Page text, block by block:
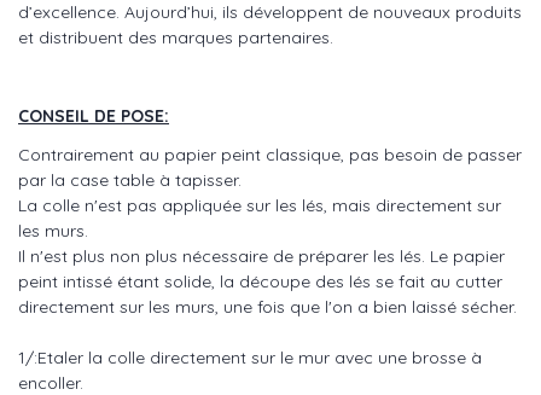
d’excellence. Aujourd’hui, ils développent de nouveaux produits
et distribuent des marques partenaires.
CONSEIL DE POSE:
Contrairement au papier peint classique, pas besoin de passer
par la case table à tapisser.
La colle n'est pas appliquée sur les lés, mais directement sur
les murs.
Il n'est plus non plus nécessaire de préparer les lés. Le papier
peint intissé étant solide, la découpe des lés se fait au cutter
directement sur les murs, une fois que l'on a bien laissé sécher.
1/:Etaler la colle directement sur le mur avec une brosse à
encoller.